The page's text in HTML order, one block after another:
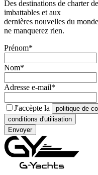
Des destinations de charter
imbattables et aux
dernières nouvelles du
ne manquerez rien.
Prénom*
Nom*
Adresse e-mail*
J'accèpte la politique de
conditions d'utilisation
Envoyer